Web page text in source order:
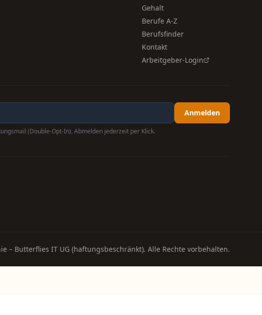
Gehalt
Berufe A-Z
Berufsfinder
Kontakt
Arbeitgeber-Login
Anmelden
(Double-Opt-In). Abmelden jederzeit per Klick.
– Butterflies IT UG (haftungsbeschränkt). Alle Rechte vorbehalten.